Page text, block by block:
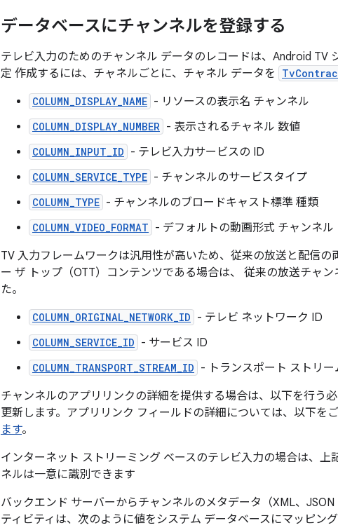
データベースにチャンネルを登録する
テレビ入力のためのチャンネル データのレコードは、Android TV
定 作成するには、チャネルごとに、チャネル データを
COLUMN_DISPLAY_NAME - リソースの表示名 チャンネル
COLUMN_DISPLAY_NUMBER - 表示されるチャネル 数値
COLUMN_INPUT_ID - テレビ入力サービスの ID
COLUMN_SERVICE_TYPE - チャンネルのサービスタイプ
COLUMN_TYPE - チャンネルのブロードキャスト標準 種類
COLUMN_VIDEO_FORMAT - デフォルトの動画形式 チャンネル
TV 入力フレームワークは汎用性が高いため、従来の放送と配信
ー ザ トップ（OTT）コンテンツである場合は、 従来の放送チャ
た。
COLUMN_ORIGINAL_NETWORK_ID - テレビ ネットワーク ID
COLUMN_SERVICE_ID - サービス ID
COLUMN_TRANSPORT_STREAM_ID - トランスポート ストリー
チャンネルのアプリリンクの詳細を提供する場合は、以下を行う
更新します。アプリリンク フィールドの詳細については、以下を
ます。
インターネット ストリーミング ベースのテレビ入力の場合は、上
ネルは一意に識別できます
バックエンド サーバーからチャンネルのメタデータ（XML、
ティビティは、次のように値をシステム データベースにマッピング